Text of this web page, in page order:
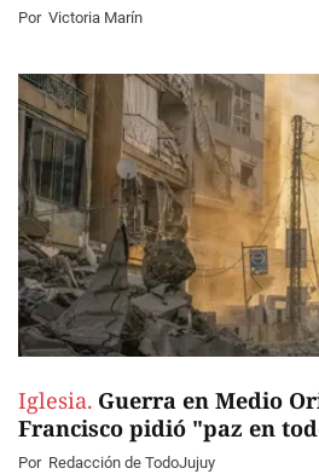
Por Victoria Marín
Iglesia. Guerra en Medio
Francisco pidió "paz en
Por Redacción de TodoJujuy